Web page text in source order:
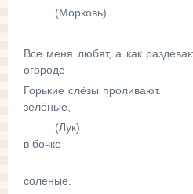
(Морковь)
Все меня любят, а как
огороде
Горькие слёзы
зелёные,
(Лук) А
в бочке –
солёные.